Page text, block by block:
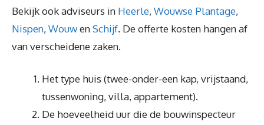
Bekijk ook adviseurs in Heerle, Wouwse Plantage,
Nispen, WouwenSchijf. De offerte kosten hangen af
van verscheidene zaken.
Het type huis (twee-onder-een kap, vrijstaand,
tussenwoning, villa, appartement).
De hoeveelheid uur die de bouwinspecteur